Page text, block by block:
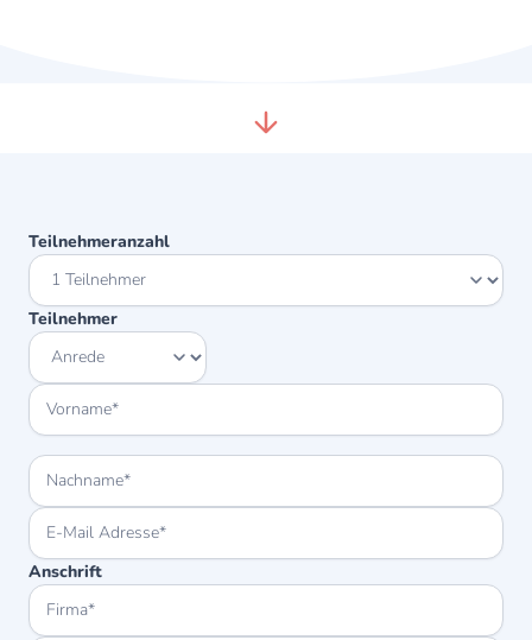
Teilnehmeranzahl
Teilnehmer
Anschrift